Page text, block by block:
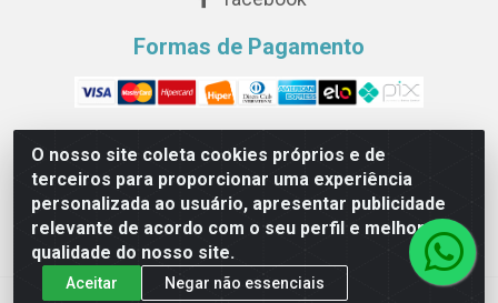
O nosso site coleta cookies próprios e de
terceiros para proporcionar uma experiência
personalizada ao usuário, apresentar publicidade
relevante de acordo com o seu perfil e melhorar a
qualidade do nosso site.
Aceitar Negar não essenciais
Formas de Pagamento
Novesete Distribuidora LTDA - Avenida Setecentos, S/N,
Terminal Intermodal da Serra, Serra/ES - CEP 29161-414 -
CNPJ 29.479.604/0001-44